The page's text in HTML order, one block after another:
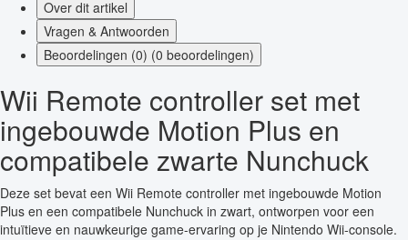
Over dit artikel
Vragen & Antwoorden
Beoordelingen (0) (0 beoordelingen)
Wii Remote controller set met
ingebouwde Motion Plus en
compatibele zwarte Nunchuck
Deze set bevat een Wii Remote controller met ingebouwde Motion
Plus en een compatibele Nunchuck in zwart, ontworpen voor een
intuïtieve en nauwkeurige game-ervaring op je Nintendo Wii-console.